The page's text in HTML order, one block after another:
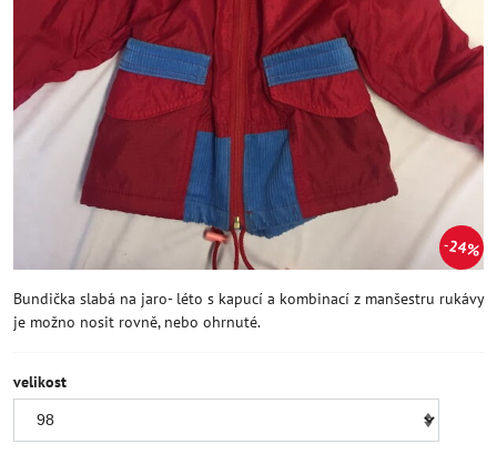
24%
Bundička slabá na jaro- léto s kapucí a kombinací z manšestru rukávy
je možno nosit rovně, nebo ohrnuté.
velikost